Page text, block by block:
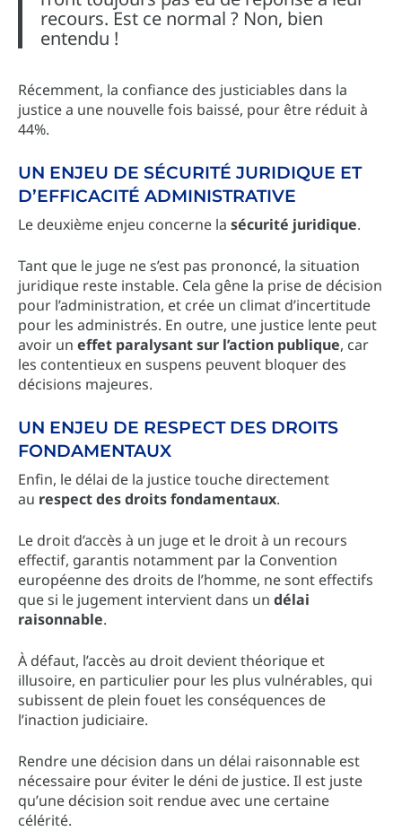
recours. Est ce normal ? Non, bien
entendu !
Récemment, la confiance des justiciables dans la
justice a une nouvelle fois baissé, pour être réduit à
44%.
UN ENJEU DE SÉCURITÉ JURIDIQUE ET
D’EFFICACITÉ ADMINISTRATIVE
Le deuxième enjeu concerne la sécurité juridique.
Tant que le juge ne s’est pas prononcé, la situation
juridique reste instable. Cela gêne la prise de décision
pour l’administration, et crée un climat d’incertitude
pour les administrés. En outre, une justice lente peut
avoir un effet paralysant sur l’action publique, car
les contentieux en suspens peuvent bloquer des
décisions majeures.
UN ENJEU DE RESPECT DES DROITS
FONDAMENTAUX
Enfin, le délai de la justice touche directement
au respect des droits fondamentaux.
Le droit d’accès à un juge et le droit à un recours
effectif, garantis notamment par la Convention
européenne des droits de l’homme, ne sont effectifs
que si le jugement intervient dans un délai
raisonnable.
À défaut, l’accès au droit devient théorique et
illusoire, en particulier pour les plus vulnérables, qui
subissent de plein fouet les conséquences de
l’inaction judiciaire.
Rendre une décision dans un délai raisonnable est
nécessaire pour éviter le déni de justice. Il est juste
qu’une décision soit rendue avec une certaine
célérité.